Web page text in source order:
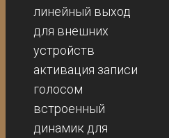
линейный выход
для внешних
устройств
активация записи
голосом
встроенный
динамик для